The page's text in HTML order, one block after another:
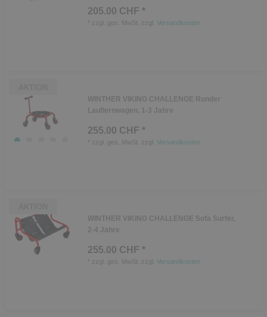
205.00 CHF *
zzgl. ges. MwSt. zzgl. Versandkosten
WINTHER VIKING CHALLENGE Runder
Lauflernwagen, 1-3 Jahre
255.00 CHF *
zzgl. ges. MwSt. zzgl. Versandkosten
WINTHER VIKING CHALLENGE Sofa Surfer,
2-4 Jahre
255.00 CHF *
zzgl. ges. MwSt. zzgl. Versandkosten